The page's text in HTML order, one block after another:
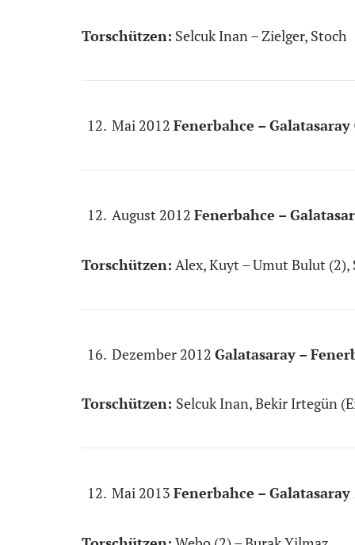
Torschützen: Selcuk Inan – Zielger, Stoch
Mai 2012 Fenerbahce – Galatasaray
August 2012 Fenerbahce –
Torschützen: Alex, Kuyt – Umut Bulut (2),
Dezember 2012 Galatasaray –
Torschützen: Selcuk Inan, Bekir Irtegün
Mai 2013 Fenerbahce – Galatasaray